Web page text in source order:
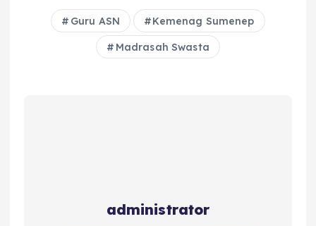
Guru ASN Kemenag Sumenep
Madrasah Swasta
administrator